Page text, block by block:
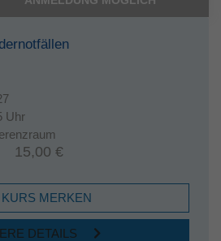
Uhr
15,00 €
KURS MERKEN
DETAILS